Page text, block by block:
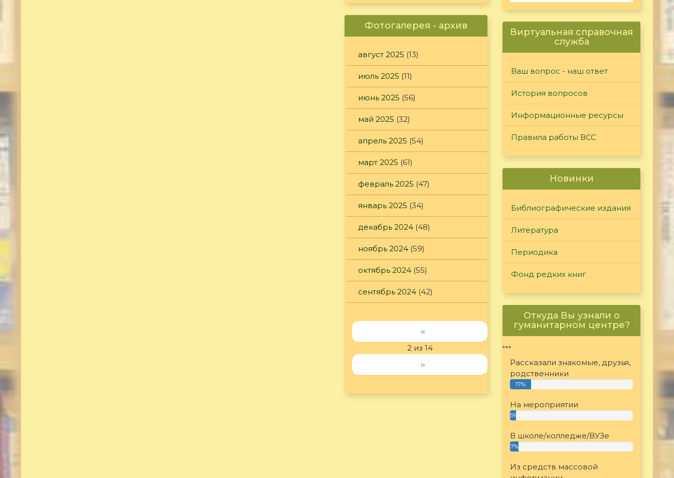
Фотогалерея - архив
август 2025 (13)
июль 2025 (11)
июнь 2025 (56)
май 2025 (32)
апрель 2025 (54)
март 2025 (61)
февраль 2025 (47)
январь 2025 (34)
декабрь 2024 (48)
ноябрь 2024 (59)
октябрь 2024 (55)
сентябрь 2024 (42)
‹‹
2 из 14
››
Виртуальная справочная
служба
Ваш вопрос - наш ответ
История вопросов
Информационные ресурсы
Правила работы ВСС
Новинки
Библиографические издания
Литература
Периодика
Фонд редких книг
Откуда Вы узнали о
гуманитарном центре?
"""
Рассказали знакомые, друзья,
родственники
17%
На мероприятии
5%
В школе/колледже/ВУЗе
7%
Из средств массовой